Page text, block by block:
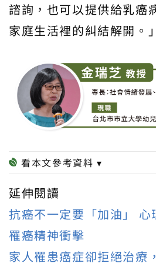
諮詢，也可以提供給乳癌
家庭生活裡的糾結解開。」
延伸閱讀
抗癌不一定要「加油」 心
罹癌精神衝擊
家人罹患癌症卻拒絕治療